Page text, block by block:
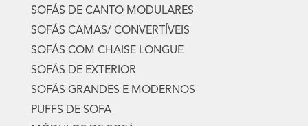
SOFÁS DE CANTO MODULARES
SOFÁS CAMAS/ CONVERTÍVEIS
SOFÁS COM CHAISE LONGUE
SOFÁS DE EXTERIOR
SOFÁS GRANDES E MODERNOS
PUFFS DE SOFA